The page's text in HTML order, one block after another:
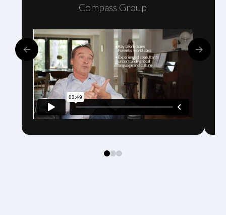
Compass Group
012